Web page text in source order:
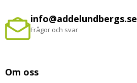
info@addelundbergs.se
Frågor och svar
Om oss